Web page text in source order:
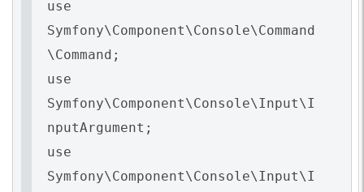
use
Symfony\Component\Console\Command
\Command;
use
Symfony\Component\Console\Input\I
nputArgument;
use
Symfony\Component\Console\Input\I